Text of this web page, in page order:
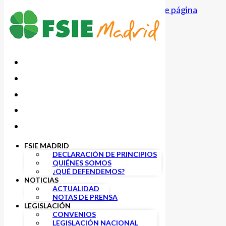
Saltar al contenido principal Saltar al pie de página
FSIE MADRID
DECLARACIÓN DE PRINCIPIOS
QUIÉNES SOMOS
¿QUÉ DEFENDEMOS?
NOTICIAS
ACTUALIDAD
NOTAS DE PRENSA
LEGISLACIÓN
CONVENIOS
LEGISLACIÓN NACIONAL
Privada